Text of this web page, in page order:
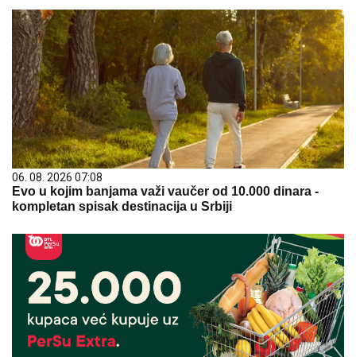
06. 08. 2026 07:08
Evo u kojim banjama važi vaučer od 10.000 dinara -
kompletan spisak destinacija u Srbiji